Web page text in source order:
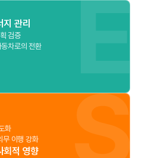
지 관리
검증
차로의 전환
화
무 이행 강화
회적 영향